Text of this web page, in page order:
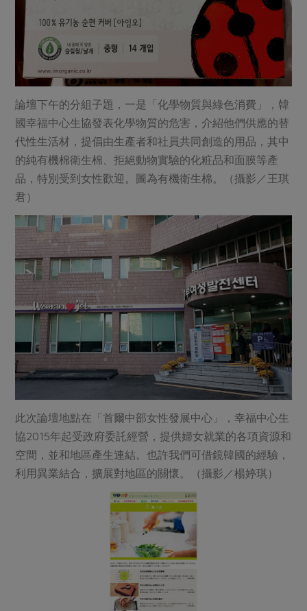
論壇下午的分組子題，一是「化學物質與綠色消費」，韓
國幸福中心生協發表化學物質的危害，介紹他們供應的替
代性生活材，提倡由生產者和社員共同創造的用品，其中
的純有機棉衛生棉、拒絕動物實驗的化粧品和面膜等產
品，特別受到女性歡迎。圖為有機衛生棉。（攝影／王琪
君）
此次論壇地點在「首爾中部女性發展中心」，幸福中心生
協2015年起受政府委託經營，提供婦女就業的各項資源和
空間，並和地區產生連結。也許我們可借鏡韓國的經驗，
利用異業結合，擴展對地區的關懷。（攝影／楊婷琪）